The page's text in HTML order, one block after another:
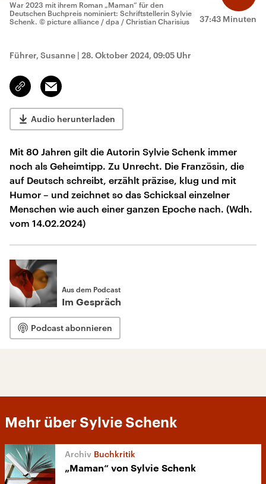
37:43 Minuten
War 2023 mit ihrem Roman „Maman“ für den
Deutschen Buchpreis nominiert: Schriftstellerin Sylvie
Schenk. © picture alliance / dpa / Christian Charisius
Führer, Susanne | 28. Oktober 2024, 09:05 Uhr
Link
kopieren/teilen
Email
Audio herunterladen
Mit 80 Jahren gilt die Autorin Sylvie Schenk immer
noch als Geheimtipp. Zu Unrecht. Die Französin, die
auf Deutsch schreibt, erzählt präzise, klug und mit
Humor – und zeichnet so das Schicksal einzelner
Menschen wie auch einer ganzen Epoche nach. (Wdh.
vom 14.02.2024)
Aus dem Podcast
Im Gespräch
Podcast abonnieren
Mehr über Sylvie Schenk
Buchkritik
„Maman“ von Sylvie Schenk